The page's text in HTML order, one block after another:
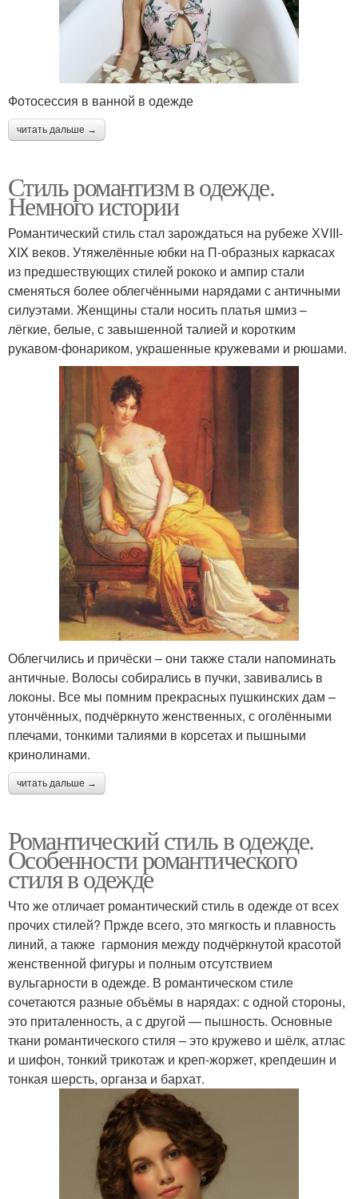
Фотосессия в ванной в одежде
читать дальше →
Стиль романтизм в одежде.
Немного истории
Романтический стиль стал зарождаться на рубеже ХVIII-
XIX веков. Утяжелённые юбки на П-образных каркасах
из предшествующих стилей рококо и ампир стали
сменяться более облегчёнными нарядами с античными
силуэтами. Женщины стали носить платья шмиз –
лёгкие, белые, с завышенной талией и коротким
рукавом-фонариком, украшенные кружевами и рюшами.
Облегчились и причёски – они также стали напоминать
античные. Волосы собирались в пучки, завивались в
локоны. Все мы помним прекрасных пушкинских дам –
утончённых, подчёркнуто женственных, с оголёнными
плечами, тонкими талиями в корсетах и пышными
кринолинами.
читать дальше →
Романтический стиль в одежде.
Особенности романтического
стиля в одежде
Что же отличает романтический стиль в одежде от всех
прочих стилей? Пржде всего, это мягкость и плавность
линий, а также гармония между подчёркнутой красотой
женственной фигуры и полным отсутствием
вульгарности в одежде. В романтическом стиле
сочетаются разные объёмы в нарядах: с одной стороны,
это приталенность, а с другой — пышность. Основные
ткани романтического стиля – это кружево и шёлк, атлас
и шифон, тонкий трикотаж и креп-жоржет, крепдешин и
тонкая шерсть, органза и бархат.